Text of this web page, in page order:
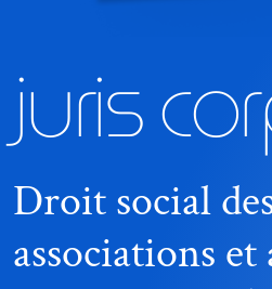
juris
Droit social
associations et